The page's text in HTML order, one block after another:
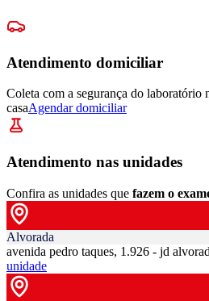
Atendimento domiciliar
Coleta com a segurança do laboratório
casaAgendar domiciliar
Atendimento nas unidades
Confira as unidades que fazem o
Alvorada
avenida pedro taques, 1.926 - jd
unidade